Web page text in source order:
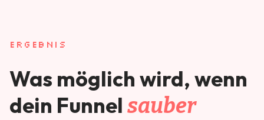
ERGEBNIS
Was möglich wird, wenn
dein Funnel sauber